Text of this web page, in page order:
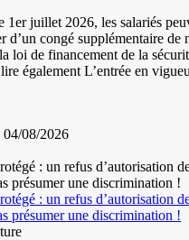
1er juillet 2026, les salariés
d’un congé supplémentaire de
loi de financement de la
également L’entrée en
04/08/2026
: un refus d’autorisation
présumer une discrimination !
: un refus d’autorisation
présumer une discrimination !